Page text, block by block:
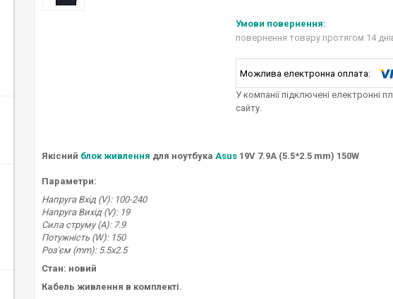
повернення товару протягом 14
У компанії підключені електронні
сайту.
Якісний блок живлення для ноутбука Asus 19V 7.9A (5.5*2.5 mm) 150W
Параметри:
Напруга Вхід (V): 100-240
Напруга Вихід (V): 19
Сила струму (A): 7.9
Потужність (W): 150
Роз'єм (mm): 5.5x2.5
Стан: новий
Кабель живлення в комплекті.